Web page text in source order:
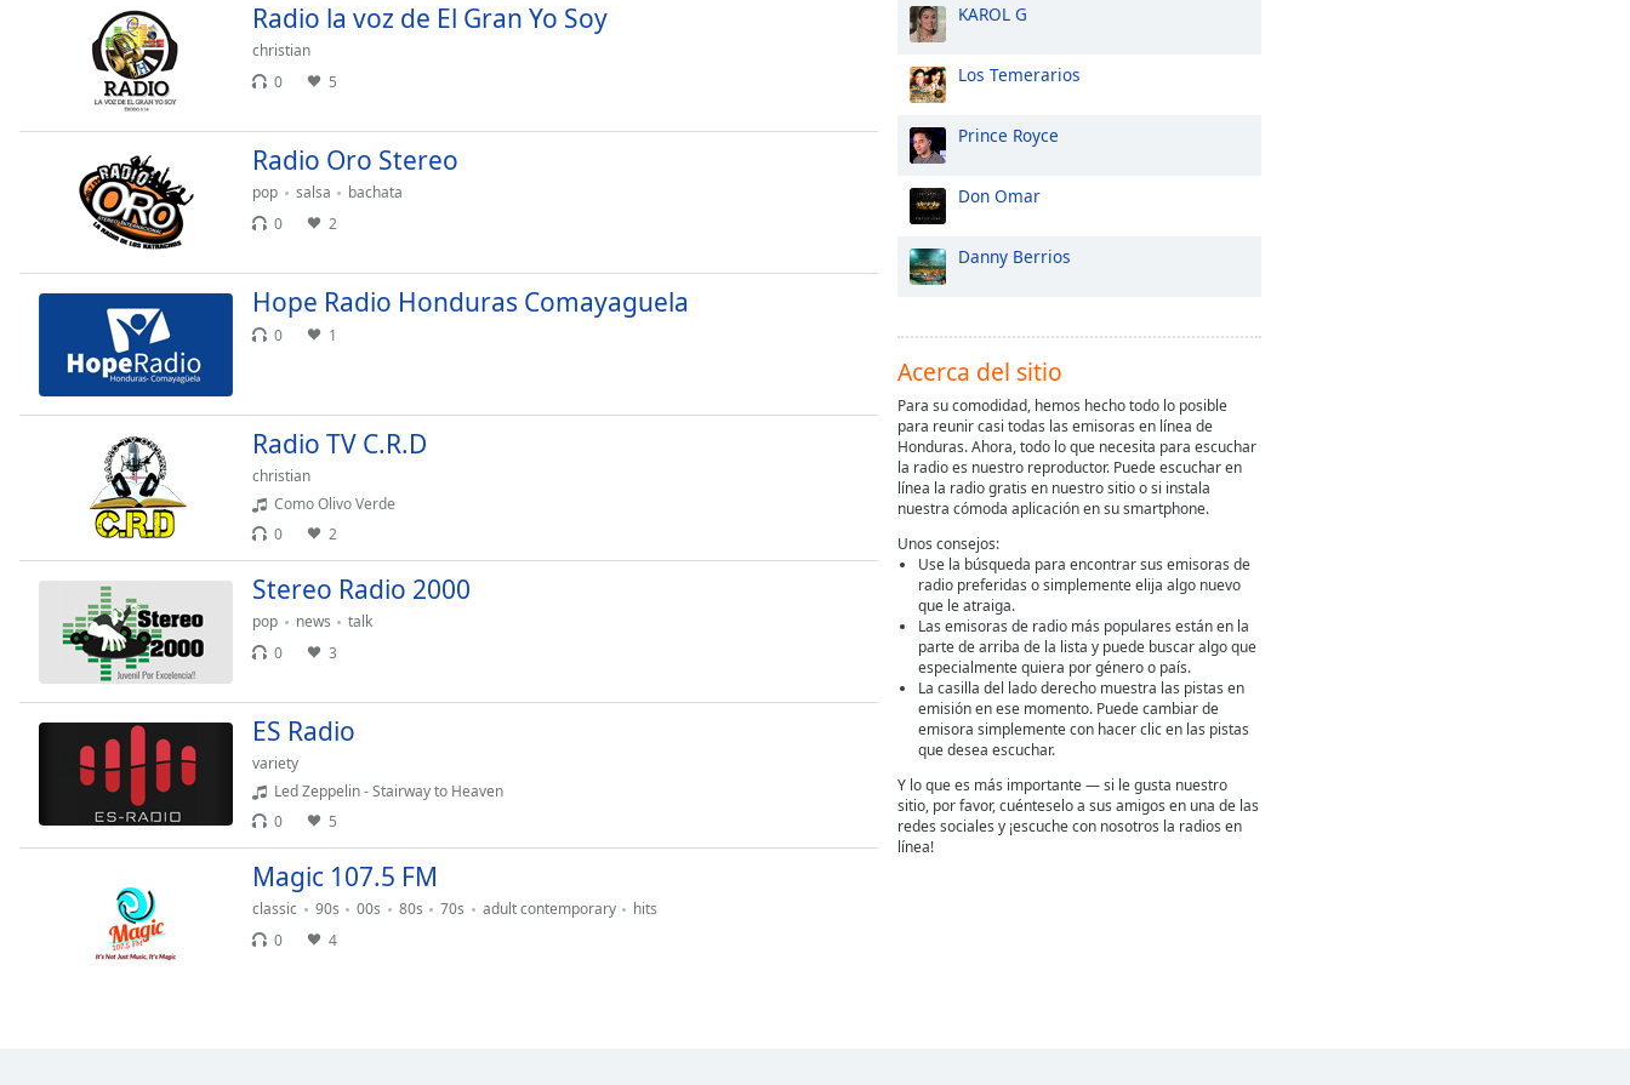
Background
Font
Edge
window.
Radio la voz de El Gran Yo Soy
christian
0
5
Radio Oro Stereo
pop salsa
bachata
0
2
Hope Radio Honduras Comayaguela
0 1
Radio TV C.R.D
christian
Como Olivo Verde
0
2
Stereo Radio 2000
pop news
talk
0
3
ES Radio
variety
Led Zeppelin - Stairway to Heaven
0
5
Magic 107.5 FM
classic 90s 00s 80s 70s adult contemporary
hits
0
4
KAROL G
Los Temerarios
Prince Royce
Don Omar
Danny Berrios
Acerca del sitio
Para su comodidad, hemos hecho todo lo posible
para reunir casi todas las emisoras en línea de
Honduras. Ahora, todo lo que necesita para escuchar
la radio es nuestro reproductor. Puede escuchar en
línea la radio gratis en nuestro sitio o si instala
nuestra cómoda aplicación en su smartphone.
Unos consejos:
Use la búsqueda para encontrar sus emisoras de
radio preferidas o simplemente elija algo nuevo
que le atraiga.
Las emisoras de radio más populares están en la
parte de arriba de la lista y puede buscar algo que
especialmente quiera por género o país.
La casilla del lado derecho muestra las pistas en
emisión en ese momento. Puede cambiar de
emisora simplemente con hacer clic en las pistas
que desea escuchar.
Y lo que es más importante — si le gusta nuestro
sitio, por favor, cuénteselo a sus amigos en una de las
redes sociales y ¡escuche con nosotros la radios en
línea!